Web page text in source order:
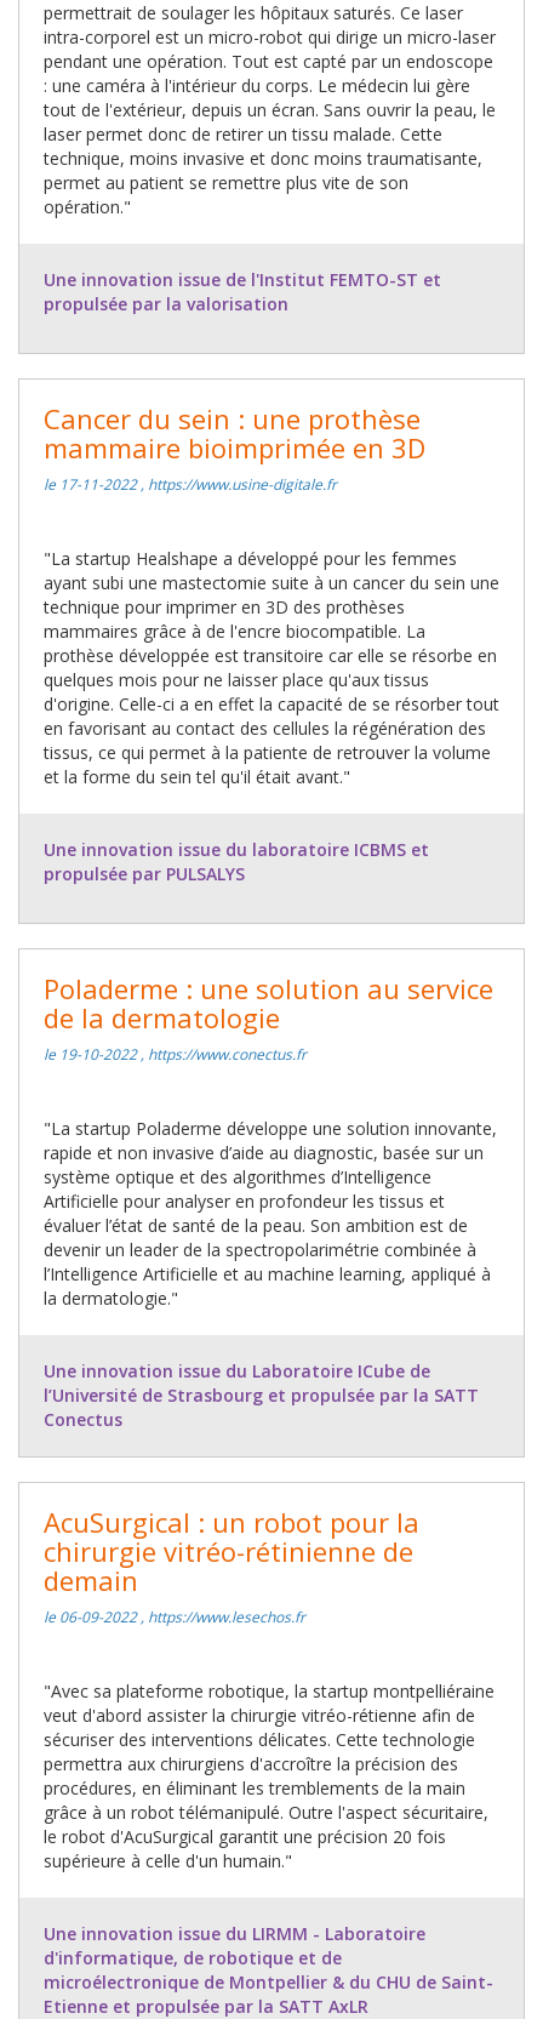
permettrait de soulager les hôpitaux saturés. Ce laser
intra-corporel est un micro-robot qui dirige un micro-laser
pendant une opération. Tout est capté par un endoscope
: une caméra à l'intérieur du corps. Le médecin lui gère
tout de l'extérieur, depuis un écran. Sans ouvrir la peau, le
laser permet donc de retirer un tissu malade. Cette
technique, moins invasive et donc moins traumatisante,
permet au patient se remettre plus vite de son
opération."
Une innovation issue de l'Institut FEMTO-ST et
propulsée par la valorisation
Cancer du sein : une prothèse
mammaire bioimprimée en 3D
le 17-11-2022 , https://www.usine-digitale.fr
"La startup Healshape a développé pour les femmes
ayant subi une mastectomie suite à un cancer du sein une
technique pour imprimer en 3D des prothèses
mammaires grâce à de l'encre biocompatible. La
prothèse développée est transitoire car elle se résorbe en
quelques mois pour ne laisser place qu'aux tissus
d'origine. Celle-ci a en effet la capacité de se résorber tout
en favorisant au contact des cellules la régénération des
tissus, ce qui permet à la patiente de retrouver la volume
et la forme du sein tel qu'il était avant."
Une innovation issue du laboratoire ICBMS et
propulsée par PULSALYS
Poladerme : une solution au service
de la dermatologie
le 19-10-2022 , https://www.conectus.fr
"La startup Poladerme développe une solution innovante,
rapide et non invasive d’aide au diagnostic, basée sur un
système optique et des algorithmes d’Intelligence
Artificielle pour analyser en profondeur les tissus et
évaluer l’état de santé de la peau. Son ambition est de
devenir un leader de la spectropolarimétrie combinée à
l’Intelligence Artificielle et au machine learning, appliqué à
la dermatologie."
Une innovation issue du Laboratoire ICube de
l’Université de Strasbourg et propulsée par la SATT
Conectus
AcuSurgical : un robot pour la
chirurgie vitréo-rétinienne de
demain
le 06-09-2022 , https://www.lesechos.fr
"Avec sa plateforme robotique, la startup montpelliéraine
veut d'abord assister la chirurgie vitréo-rétienne afin de
sécuriser des interventions délicates. Cette technologie
permettra aux chirurgiens d'accroître la précision des
procédures, en éliminant les tremblements de la main
grâce à un robot télémanipulé. Outre l'aspect sécuritaire,
le robot d'AcuSurgical garantit une précision 20 fois
supérieure à celle d'un humain."
Une innovation issue du LIRMM - Laboratoire
d'informatique, de robotique et de
microélectronique de Montpellier & du CHU de Saint-
Etienne et propulsée par la SATT AxLR